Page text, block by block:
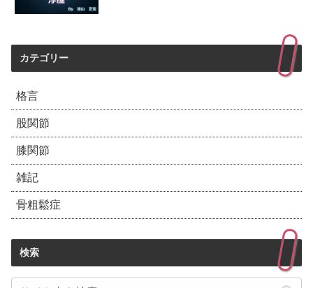
カテゴリー
格言
股関節
膝関節
雑記
骨粗鬆症
検索